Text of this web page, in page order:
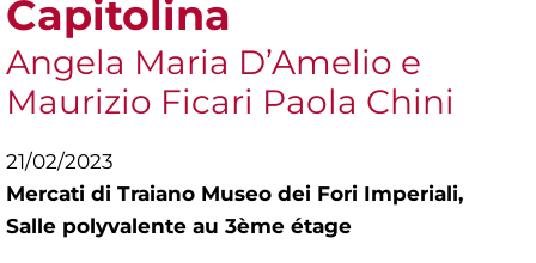
Capitolina
Angela Maria D’Amelio e
Maurizio Ficari Paola Chini
21/02/2023
Mercati di Traiano Museo dei Fori Imperiali,
Salle polyvalente au 3ème étage